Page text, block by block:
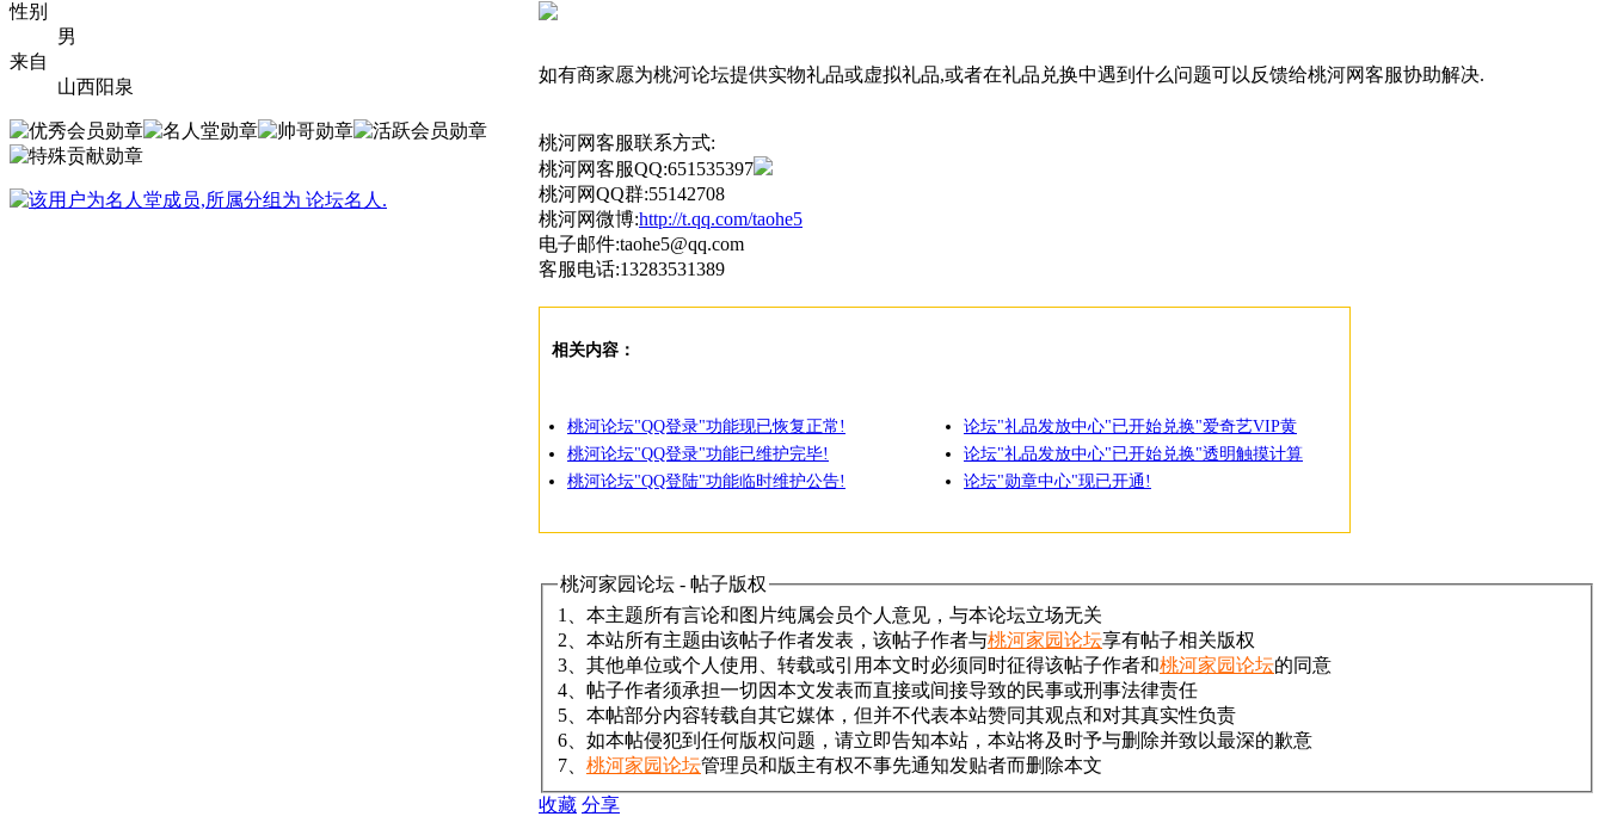
性别
男
来自
山西阳泉
如有商家愿为桃河论坛提供实物礼品或虚拟礼品,或者在礼品兑换中遇到什么问题可以反馈给桃河网客服协助解决.
桃河网客服联系方式:
桃河网客服QQ:651535397
桃河网QQ群:55142708
桃河网微博:http://t.qq.com/taohe5
电子邮件:taohe5@qq.com
客服电话:13283531389
相关内容：
桃河论坛"QQ登录"功能现已恢复正常!
论坛"礼品发放中心"已开始兑换"爱奇艺VIP黄
桃河论坛"QQ登录"功能已维护完毕!
论坛"礼品发放中心"已开始兑换"透明触摸计算
桃河论坛"QQ登陆"功能临时维护公告!
论坛"勋章中心"现已开通!
桃河家园论坛 - 帖子版权
1、本主题所有言论和图片纯属会员个人意见，与本论坛立场无关
2、本站所有主题由该帖子作者发表，该帖子作者与桃河家园论坛享有帖子相关版权
3、其他单位或个人使用、转载或引用本文时必须同时征得该帖子作者和桃河家园论坛的同意
4、帖子作者须承担一切因本文发表而直接或间接导致的民事或刑事法律责任
5、本帖部分内容转载自其它媒体，但并不代表本站赞同其观点和对其真实性负责
6、如本帖侵犯到任何版权问题，请立即告知本站，本站将及时予与删除并致以最深的歉意
7、 桃河家园论坛管理员和版主有权不事先通知发贴者而删除本文
收藏 分享